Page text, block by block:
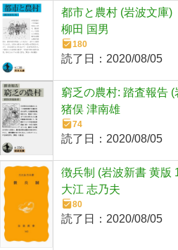
都市と農村 (岩波文庫)
柳田 国男
180
読了日： 2020/08/05
窮乏の農村: 踏査報告
猪俣 津南雄
74
読了日： 2020/08/05
徴兵制 (岩波新書 黄版
大江 志乃夫
80
読了日： 2020/08/05